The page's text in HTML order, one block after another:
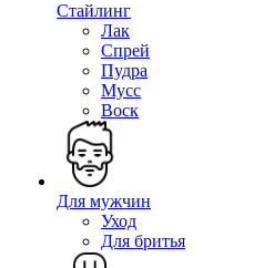
Стайлинг
Лак
Спрей
Пудра
Мусс
Воск
Для мужчин
Уход
Для бритья